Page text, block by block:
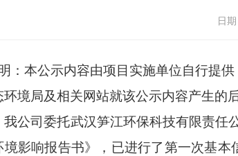
日
：本公示内容由项目实施单位自行提
环境局及相关网站就该公示内容产生的
我公司委托武汉笋江环保科技有限责任
境影响报告书》，已进行了第一次基